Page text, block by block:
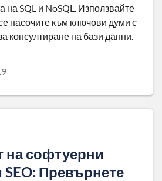
на SQL и NoSQL. Използвайте
насочите към ключови думи с
консултиране на бази данни.
на софтуерни
SEO: Превърнете